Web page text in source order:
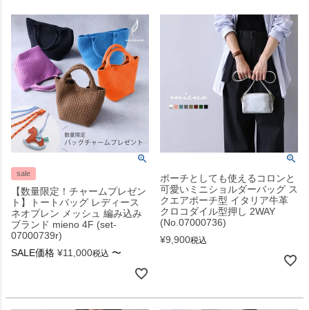
sale
【数量限定！チャームプレゼン
ト】トートバッグ レディース
ネオプレン メッシュ 編み込み
ブランド mieno 4F (set-
07000739r)
SALE価格 ¥11,000税込 〜
ポーチとしても使えるコロンと
可愛いミニショルダーバッグ ス
クエアポーチ型 イタリア牛革
クロコダイル型押し 2WAY
(No.07000736)
¥9,900税込